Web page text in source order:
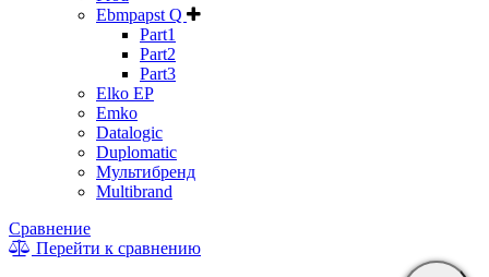
Ebmpapst Q
Part1
Part2
Part3
Elko EP
Emko
Datalogic
Duplomatic
Мультибренд
Multibrand
Сравнение
Перейти к сравнению